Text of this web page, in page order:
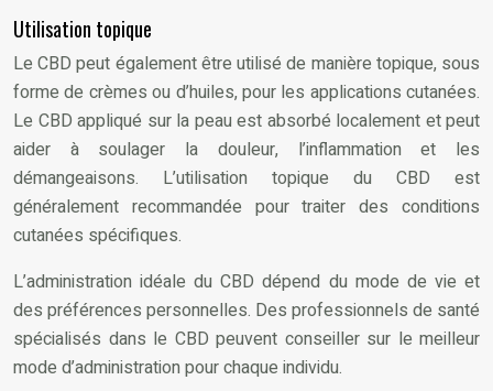
Utilisation topique
Le CBD peut également être utilisé de manière topique, sous
forme de crèmes ou d’huiles, pour les applications cutanées.
Le CBD appliqué sur la peau est absorbé localement et peut
aider à soulager la douleur, l’inflammation et les
démangeaisons. L’utilisation topique du CBD est
généralement recommandée pour traiter des conditions
cutanées spécifiques.
L’administration idéale du CBD dépend du mode de vie et
des préférences personnelles. Des professionnels de santé
spécialisés dans le CBD peuvent conseiller sur le meilleur
mode d’administration pour chaque individu.